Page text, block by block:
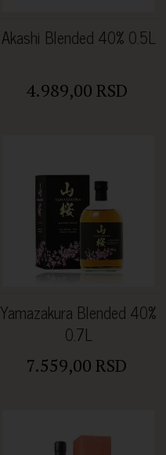
Akashi Blended 40% 0.5L
4.989,00 RSD
Yamazakura Blended 40%
0.7L
7.559,00 RSD